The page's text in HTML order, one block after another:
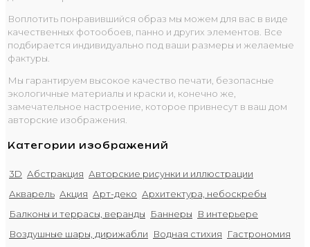
Воплотить понравившийся образ мы можем для вас в виде
качественных фотообоев, панно и других элементов. Все
подбирается индивидуально под ваши размеры и желаемые
фактуры.
Мы гарантируем высокое качество печати, безопасные
экологичные материалы и краски и, конечно же,
замечательное настроение, которое привнесут в ваш дом
авторские изображения.
Категории изображений
3D Абстракция Авторские рисунки и иллюстрации
Акварель Акция Арт-деко Архитектура, небоскребы
Балконы и террасы, веранды
Баннеры
В интерьере
Воздушные шары, дирижабли
Водная стихия
Гастрономия